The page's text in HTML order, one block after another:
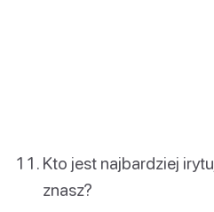
Kto jest najbardziej
znasz?